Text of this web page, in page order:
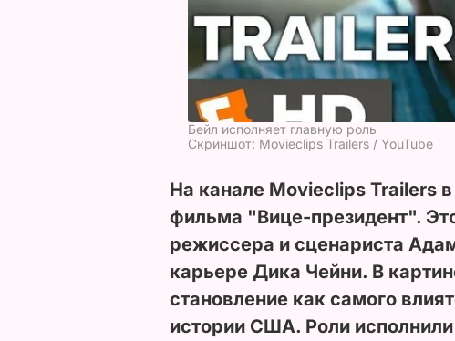
Бейл исполняет главную роль
Скриншот: Movieclips Trailers / YouTube
На канале Movieclips Trailers в
фильма "Вице-президент".
режиссера и сценариста
карьере Дика Чейни. В
становление как самого
истории США. Роли